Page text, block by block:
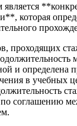
которая
проходящих
и определена
в учебных
по соглашению